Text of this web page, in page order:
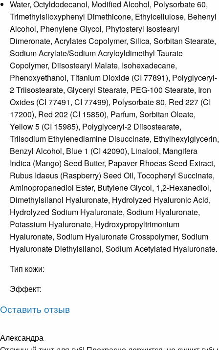
Water, Octyldodecanol, Modified Alcohol, Polysorbate 60,
Trimethylsiloxyphenyl Dimethicone, Ethylcellulose, Behenyl
Alcohol, Phenylene Glycol, Phytosteryl Isostearyl
Dimeronate, Acrylates Copolymer, Silica, Sorbitan Stearate,
Sodium Acrylate/Sodium Acryloyldimethyl Taurate
Copolymer, Diisostearyl Malate, Isohexadecane,
Phenoxyethanol, Titanium Dioxide (CI 77891), Polyglyceryl-
2 Triisostearate, Glyceryl Stearate, PEG-100 Stearate, Iron
Oxides (CI 77491, CI 77499), Polysorbate 80, Red 227 (CI
17200), Red 202 (CI 15850), Parfum, Sorbitan Oleate,
Yellow 5 (CI 15985), Polyglyceryl-2 Diisostearate,
Triisodium Ethylenediamine Disuccinate, Ethylhexylglycerin,
Benzyl Alcohol, Blue 1 (CI 42090), Linalool, Mangifera
Indica (Mango) Seed Butter, Papaver Rhoeas Seed Extract,
Rubus Idaeus (Raspberry) Seed Oil, Tocopheryl Succinate,
Aminopropanediol Ester, Butylene Glycol, 1,2-Hexanediol,
Dimethylsilanol Hyaluronate, Hydrolyzed Hyaluronic Acid,
Hydrolyzed Sodium Hyaluronate, Sodium Hyaluronate,
Potassium Hyaluronate, Hydroxypropyltrimonium
Hyaluronate, Sodium Hyaluronate Crosspolymer, Sodium
Hyaluronate Diethylsilanol, Sodium Acetylated Hyaluronate.
Тип кожи:
Эффект:
Оставить отзыв
Александра